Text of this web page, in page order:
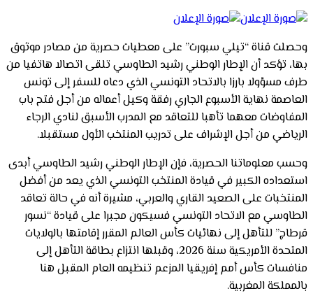
وحصلت قناة “تيلي سبورت” على معطيات حصرية من مصادر موثوق
بها، تؤكد أن الإطار الوطني رشيد الطاوسي تلقى اتصالا هاتفيا من
طرف مسؤولا بارزا بالاتحاد التونسي الذي دعاه للسفر إلى تونس
العاصمة نهاية الأسبوع الجاري رفقة وكيل أعماله من أجل فتح باب
المفاوضات معهما تأهبا للتعاقد مع المدرب الأسبق لنادي الرجاء
الرياضي من أجل الإشراف على تدريب المنتخب الأول مستقبلا.
وحسب معلوماتنا الحصرية، فإن الإطار الوطني رشيد الطاوسي أبدى
استعداده الكبير في قيادة المنتخب التونسي الذي يعد من أفضل
المنتخبات على الصعيد القاري والعربي، مشيرة أنه في حالة تعاقد
الطاوسي مع الاتحاد التونسي فسيكون مجبرا على قيادة “نسور
قرطاج” للتأهل إلى نهائيات كأس العالم المقرر إقامتها بالولايات
المتحدة الأمريكية سنة 2026، وقبلها انتزاع بطاقة التأهل إلى
منافسات كأس أمم إفريقيا المزعم تنظيمه العام المقبل هنا
بالمملكة المغربية.